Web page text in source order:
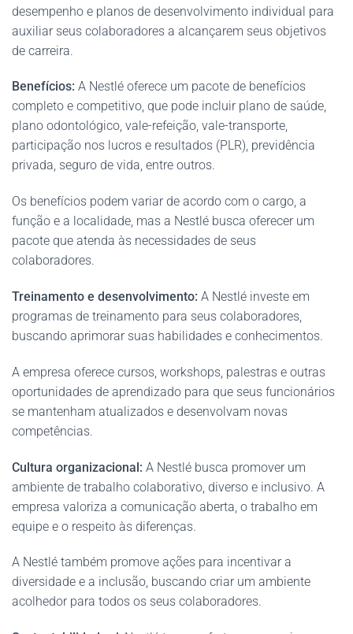
desempenho e planos de desenvolvimento individual para
auxiliar seus colaboradores a alcançarem seus objetivos
de carreira.
Benefícios: A Nestlé oferece um pacote de benefícios
completo e competitivo, que pode incluir plano de saúde,
plano odontológico, vale-refeição, vale-transporte,
participação nos lucros e resultados (PLR), previdência
privada, seguro de vida, entre outros.
Os benefícios podem variar de acordo com o cargo, a
função e a localidade, mas a Nestlé busca oferecer um
pacote que atenda às necessidades de seus
colaboradores.
Treinamento e desenvolvimento: A Nestlé investe em
programas de treinamento para seus colaboradores,
buscando aprimorar suas habilidades e conhecimentos.
A empresa oferece cursos, workshops, palestras e outras
oportunidades de aprendizado para que seus funcionários
se mantenham atualizados e desenvolvam novas
competências.
Cultura organizacional: A Nestlé busca promover um
ambiente de trabalho colaborativo, diverso e inclusivo. A
empresa valoriza a comunicação aberta, o trabalho em
equipe e o respeito às diferenças.
A Nestlé também promove ações para incentivar a
diversidade e a inclusão, buscando criar um ambiente
acolhedor para todos os seus colaboradores.